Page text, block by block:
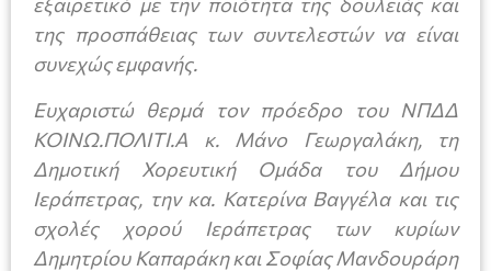
εξαιρετικό με την ποιότητα της δουλειάς και
της προσπάθειας των συντελεστών να είναι
συνεχώς εμφανής.
Ευχαριστώ θερμά τον πρόεδρο του ΝΠΔΔ
ΚΟΙΝΩ.ΠΟΛΙΤΙ.Α κ. Μάνο Γεωργαλάκη, τη
Δημοτική Χορευτική Ομάδα του Δήμου
Ιεράπετρας, την κα. Κατερίνα Βαγγέλα και τις
σχολές χορού Ιεράπετρας των κυρίων
Δημητρίου Καπαράκη και Σοφίας Μανδουράρη